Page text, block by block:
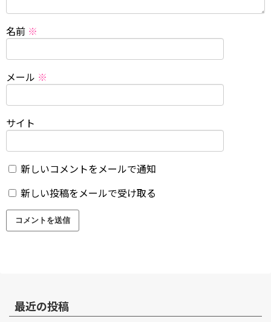
名前 ※
メール ※
サイト
新しいコメントをメールで通知
新しい投稿をメールで受け取る
最近の投稿